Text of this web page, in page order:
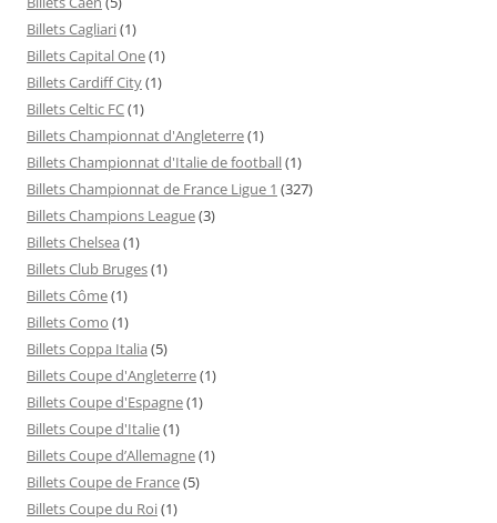
Billets Cagliari(1)
Billets Capital One(1)
Billets Cardiff City(1)
Billets Celtic FC(1)
Billets Championnat d'Angleterre(1)
Billets Championnat d'Italie de football(1)
Billets Championnat de France Ligue 1 (327)
Billets Champions League(3)
Billets Chelsea (1)
Billets Club Bruges(1)
Billets Côme(1)
Billets Como (1)
Billets Coppa Italia (5)
Billets Coupe d'Angleterre(1)
Billets Coupe d'Espagne(1)
Billets Coupe d'Italie(1)
Billets Coupe d’Allemagne(1)
Billets Coupe de France(5)
Billets Coupe du Roi(1)